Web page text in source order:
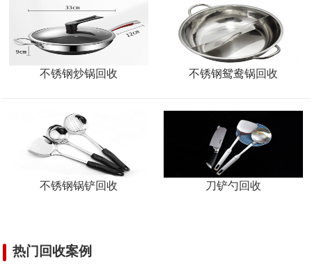
设备回收 收 回收
不锈钢炒锅回收 不锈钢鸳鸯锅回收
不锈钢锅铲回收 刀铲勺回收
热门回收案例